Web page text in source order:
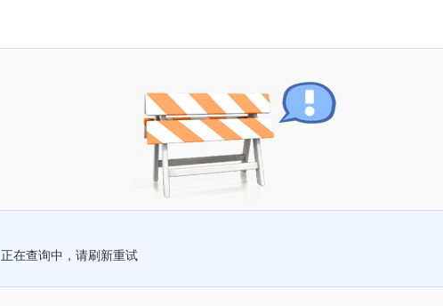
正在查询中，请刷新重试